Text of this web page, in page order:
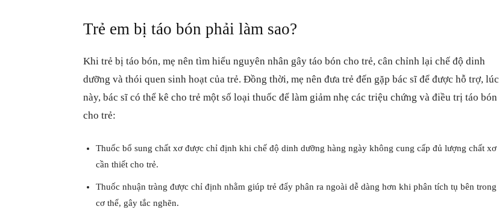
Trẻ em bị táo bón phải làm sao?
Khi trẻ bị táo bón, mẹ nên tìm hiểu nguyên nhân gây táo bón cho trẻ, cân chỉnh lại chế độ dinh
dưỡng và thói quen sinh hoạt của trẻ. Đồng thời, mẹ nên đưa trẻ đến gặp bác sĩ để được hỗ trợ, lúc
này, bác sĩ có thể kê cho trẻ một số loại thuốc để làm giảm nhẹ các triệu chứng và điều trị táo bón
cho trẻ:
Thuốc bổ sung chất xơ được chỉ định khi chế độ dinh dưỡng hàng ngày không cung cấp đủ lượng chất xơ
cần thiết cho trẻ.
Thuốc nhuận tràng được chỉ định nhằm giúp trẻ đẩy phân ra ngoài dễ dàng hơn khi phân tích tụ bên trong
cơ thể, gây tắc nghẽn.